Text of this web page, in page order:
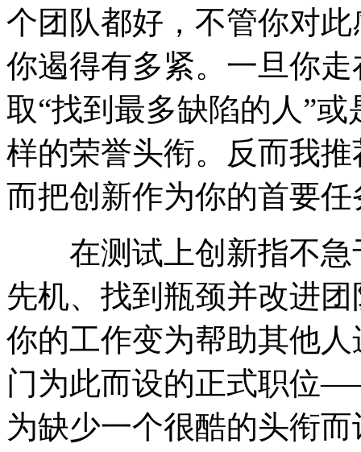
个团队都好，不管你对
你遏得有多紧。一旦你
取“找到最多缺陷的人”
样的荣誉头衔。反而我
而把创新作为你的首要任
在测试上创新指不急
先机、找到瓶颈并改进
你的工作变为帮助其他
门为此而设的正式职位
为缺少一个很酷的头衔